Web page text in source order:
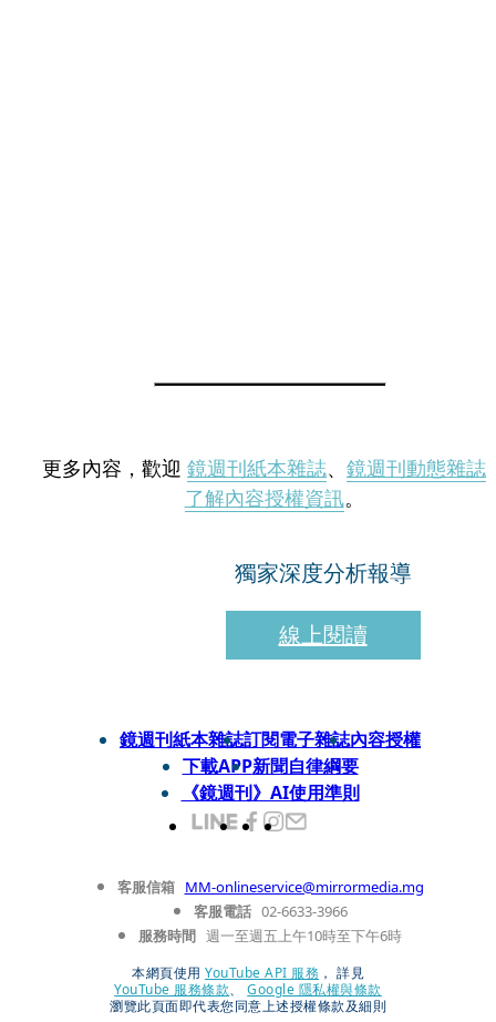
更多內容，歡迎 鏡週刊紙本雜誌、 鏡週刊動態雜誌
了解內容授權資訊。
獨家深度分析報導
線上閱讀
鏡週刊紙本雜誌訂閱電子雜誌內容授權
下載APP新聞自律綱要
《鏡週刊》AI使用準則
客服信箱 MM-onlineservice@mirrormedia.mg
客服電話 02-6633-3966
服務時間 週一至週五上午10時至下午6時
本網頁使用 YouTube API 服務 ， 詳見
YouTube 服務條款、
Google 隱私權與條款
瀏覽此頁面即代表您同意上述授權條款及細則